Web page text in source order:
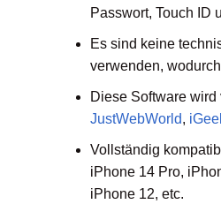
Passwort, Touch ID
Es sind keine
verwenden,
Diese Software
JustWebWorld,
Vollständig
iPhone 14 Pro,
iPhone 12, etc.